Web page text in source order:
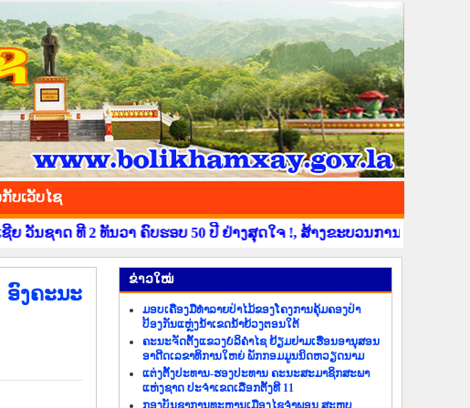
ບ​ເວັບ​ໄຊ
າດ ທີ 2 ທັນວາ ຄົບຮອບ 50 ປີ ຢ່າງສຸດໃຈ !, ສ້າງຂະບວນການຂໍ່ານັບຮັບຕ້ອນ ວັ
ງຄະນະ
​ຂ່າວ​ໃໝ່
ມອບເຄື່ອງມືທຳລາຍປ່າໄມ້ຂອງໂຄງການຄຸ້ມຄອງປ່າ
ປ້ອງກັນແຫຼ່ງນ້ຳເຂດນ້ຳຍ້ວງຕອນໃຕ້
ຄະນະຈັດຕັ້ງແຂວງບໍລິຄຳໄຊ ຢ້ຽມຢາມເຮືອນອານຸສອນ
ອາດີດເລຂາທິການໃຫຍ່ ພັກກອມມູນນິດຫວຽດນາມ
ແຕ່ງຕັ້ງປະທານ-ຮອງປະທານ ຄະນະສະມາຊິກສະພາ
ແຫ່ງຊາດ ປະຈຳເຂດເລືອກຕັ້ງທີ 11
ກອງບັນຊາການທະຫານເມືອງໄຊຈຳພອນ ສະຫຼຸບ